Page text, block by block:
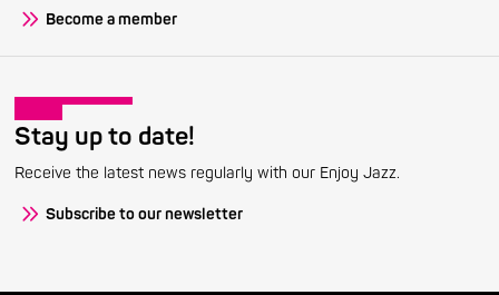
Become a member
Stay up to date!
Receive the latest news regularly with our Enjoy Jazz.
Subscribe to our newsletter